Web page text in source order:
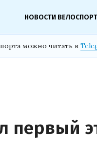
НОВОСТИ
можно читать в
первый